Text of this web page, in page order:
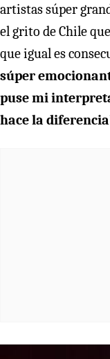
artistas súper
el grito de Chile
que igual es
súper
puse mi
hace la diferencia